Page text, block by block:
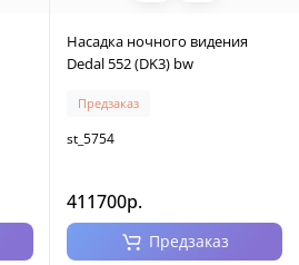
Насадка ночного видения
Dedal 552 (DK3) bw
Предзаказ
st_5754
411700р.
Предзаказ